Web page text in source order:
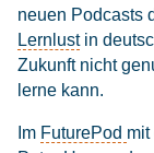
neuen Podcasts
Lernlustin
Zukunft nicht
lerne kann.
Im FuturePod